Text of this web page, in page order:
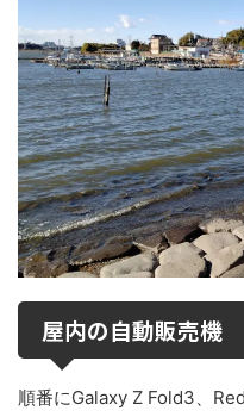
屋内の自動販売機
順番にGalaxy Z Fold3、